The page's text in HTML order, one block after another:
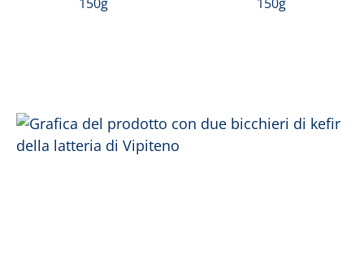
150g
150g